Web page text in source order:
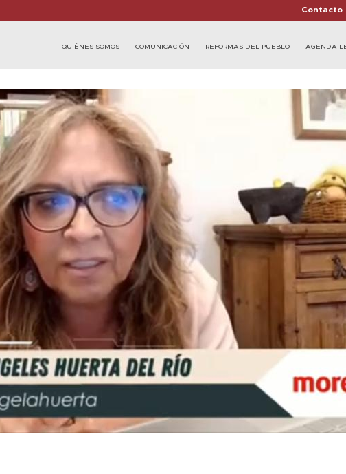
Contacto
QUIÉNES SOMOS COMUNICACIÓN REFORMAS DEL PUEBLO AGENDA